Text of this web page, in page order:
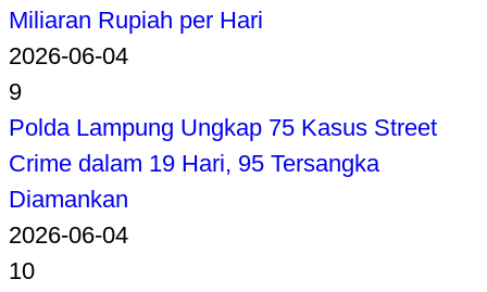
Miliaran Rupiah per Hari
2026-06-04
9
Polda Lampung Ungkap 75 Kasus Street
Crime dalam 19 Hari, 95 Tersangka
Diamankan
2026-06-04
10